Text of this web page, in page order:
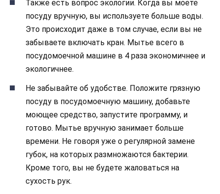
Также есть вопрос экологии. Когда вы моете
посуду вручную, вы используете больше воды.
Это происходит даже в том случае, если вы не
забываете включать кран. Мытье всего в
посудомоечной машине в 4 раза экономичнее и
экологичнее.
Не забывайте об удобстве. Положите грязную
посуду в посудомоечную машину, добавьте
моющее средство, запустите программу, и
готово. Мытье вручную занимает больше
времени. Не говоря уже о регулярной замене
губок, на которых размножаются бактерии.
Кроме того, вы не будете жаловаться на
сухость рук.